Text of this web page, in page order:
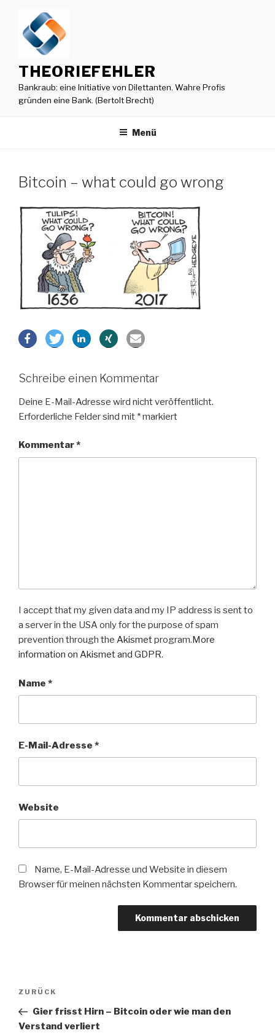
springen
THEORIEFEHLER
Bankraub: eine Initiative von Dilettanten. Wahre Profis
gründen eine Bank. (Bertolt Brecht)
Menü
Bitcoin – what could go wrong
Schreibe einen Kommentar
Deine E-Mail-Adresse wird nicht veröffentlicht.
Erforderliche Felder sind mit *markiert
Kommentar*
I accept that my given data and my IP address is sent to
a server in the USA only for the purpose of spam
prevention through the Akismetprogram. More
information on Akismet and GDPR.
Name *
E-Mail-Adresse *
Website
Name, E-Mail-Adresse und Website in diesem
Browser für meinen nächsten Kommentar speichern.
Beitragsnavigation
Vorheriger
Beitrag
ZURÜCK
Gier frisst Hirn – Bitcoin oder wie man den
Verstand verliert